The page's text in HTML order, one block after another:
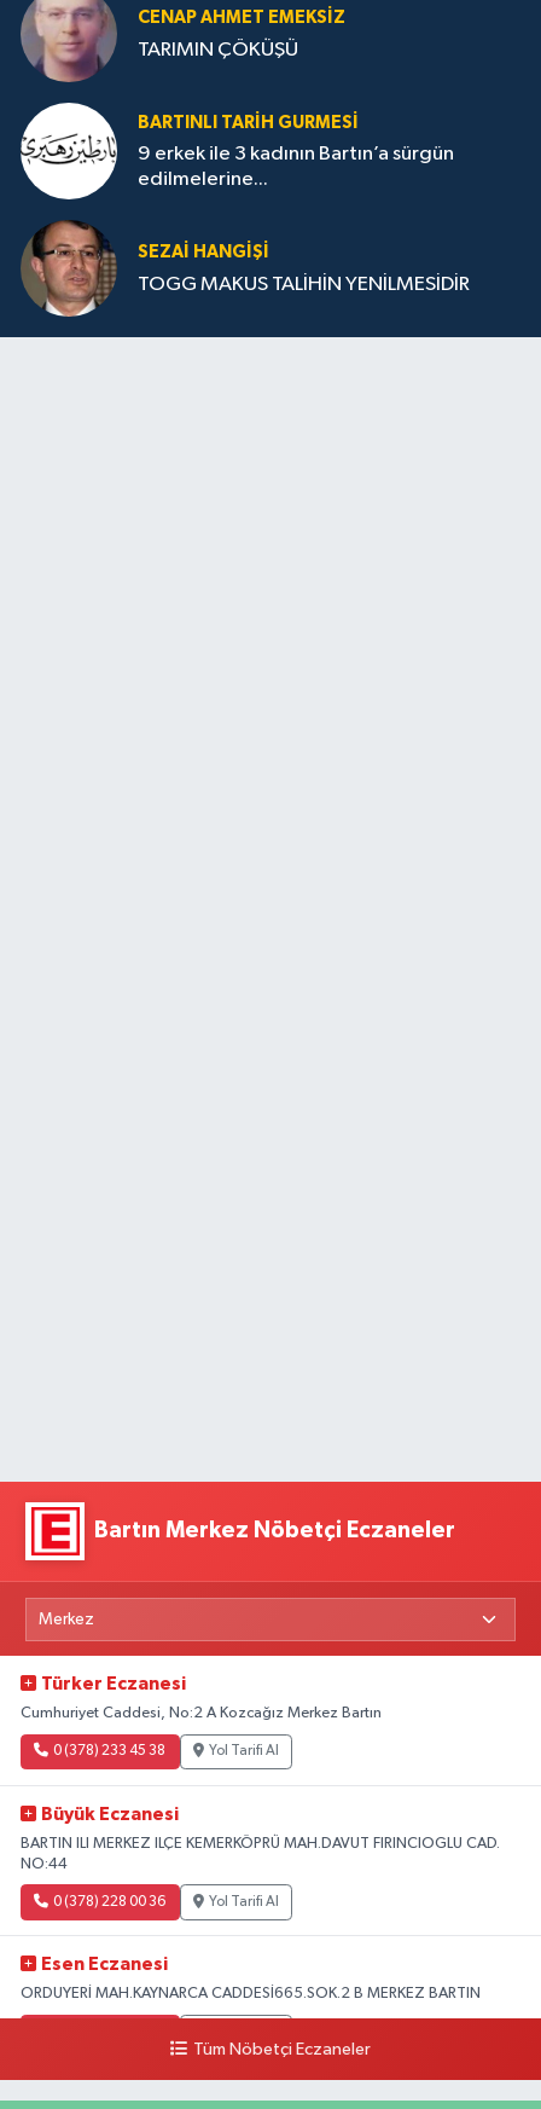
CENAP AHMET EMEKSİZ
TARIMIN ÇÖKÜŞÜ
BARTINLI TARIH GURMESI
9 erkek ile 3 kadının Bartın’a sürgün
edilmelerine...
SEZAI HANGİŞİ
TOGG MAKUS TALİHİN YENİLMESİDİR
Bartın Merkez Nöbetçi Eczaneler
Türker Eczanesi
Cumhuriyet Caddesi, No:2 A Kozcağız Merkez Bartın
0 (378) 233 45 38 Yol Tarifi Al
Büyük Eczanesi
BARTIN ILI MERKEZ ILÇE KEMERKÖPRÜ MAH.DAVUT FIRINCIOGLU CAD.
NO:44
0 (378) 228 00 36 Yol Tarifi Al
Esen Eczanesi
ORDUYERİ MAH.KAYNARCA CADDESİ665.SOK.2 B MERKEZ BARTIN
Tüm Nöbetçi Eczaneler